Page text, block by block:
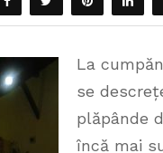
La cumpăna dintre anotimpuri, atunci când pământul începe să se descrețească de la înghețul năprasnic, când firișoarele plăpânde de iarbă se înalță îcrezătoare spre razele soarelui dar încă mai sunt petice de zăpadă pe dealuri și munți, când ziua devine mai lungă și noaptea mai caldă, am pornit din nou la drum, de această dată spre Oradea. Orice călătorie începre cu o rugăciune și Mănăstirea Izbuc este cea mai importantă oază de credință și rugăciune din zona Bihorului. Dan Ghinea în România Geografică ne spune… ” Mănăstirea Izbuc, care adăposteşte o obşte de călugari, se află “cuibărită” într-o poiană din mijlocul unei păduri de la poalele M-ţilor Codru Moma şi Bihor, pe un loc numit, cu secole în urmă, “La călugări” (fapt care confirmă existenţa unui lăcaş monhal în trecutul îndepărtat), în arealul satului Călugări (numit Ponoarele, în perioada 1 ianuarie 1965 – 20 mai 1996) din comuna Cărpinet, judeţul Bihor, la 10 km Sud de oraşul Vaşcău şi 104 km Sud Est de municipiul Oradea, situate în partea de Vest a României. Mănăstirea Izbuc, aflată în apropierea unui izvor carstic, numit izbuc, a fost întemeiată la propunerea profesorului şi geografului Simion Mehedinţi care, în anul 1924, a cercetat căldarea carstică de la Izbuc, unde se află şi renumitul izvor din satul Călugări. Sugestia savantului Simion Mehedinţi de a înfiinţa o obşte monahală în acest loc a fost îmbrăţişată de către episcopul de Oradea din acel timp, Roman Ciorogariu, care a cerut aprobarea canonică a Sfântului Sinod, astfel încât, la 13 iunie 1928, a început construirea unei biserici şi a chiliilor, terminate în anul